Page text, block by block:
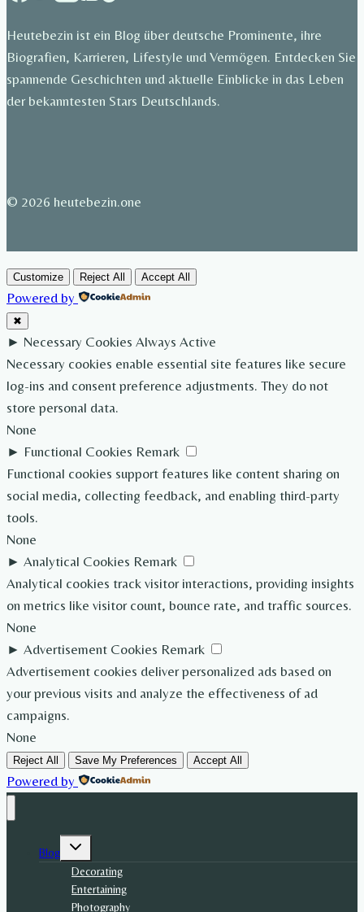
Heutebezin ist ein Blog über deutsche Prominente, ihre
Biografien, Karrieren, Lifestyle und Vermögen. Entdecken Sie
spannende Geschichten und aktuelle Einblicke in das Leben
der bekanntesten Stars Deutschlands.
© 2026 heutebezin.one
Customize Reject All Accept All
Powered by
✖
► Necessary Cookies Always Active
Necessary cookies enable essential site features like secure
log-ins and consent preference adjustments. They do not
store personal data.
None
► Functional Cookies Remark
Functional cookies support features like content sharing on
social media, collecting feedback, and enabling third-party
tools.
None
► Analytical Cookies Remark
Analytical cookies track visitor interactions, providing insights
on metrics like visitor count, bounce rate, and traffic sources.
None
► Advertisement Cookies Remark
Advertisement cookies deliver personalized ads based on
your previous visits and analyze the effectiveness of ad
campaigns.
None
Reject All Save My Preferences Accept All
Powered by
Blog
Toggle
menu
Decorating
Entertaining
Photography